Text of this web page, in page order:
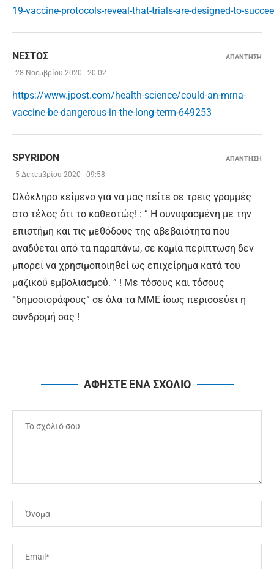
19-vaccine-protocols-reveal-that-trials-are-designed-to-
ΝΕΣΤΟΣ
28 Νοεμβρίου 2020 - 20:02
https://www.jpost.com/health-science/could-an-mrna-
vaccine-be-dangerous-in-the-long-term-649253
ΑΠΑΝΤΗΣΗ
SPYRIDON
5 Δεκεμβρίου 2020 - 09:58
Ολόκληρο κείμενο για να μας πείτε σε τρεις γραμμές
στο τέλος ότι το καθεστώς! : ” Η συνυφασμένη με την
επιστήμη και τις μεθόδους της αβεβαιότητα που
αναδύεται από τα παραπάνω, σε καμία περίπτωση δεν
μπορεί να χρησιμοποιηθεί ως επιχείρημα κατά του
μαζικού εμβολιασμού. ” ! Με τόσους και τόσους
“δημοσιοράφους” σε όλα τα ΜΜΕ ίσως περισσεύει η
συνδρομή σας !
ΑΠΑΝΤΗΣΗ
ΑΦΗΣΤΕ ΕΝΑ ΣΧΟΛΙΟ